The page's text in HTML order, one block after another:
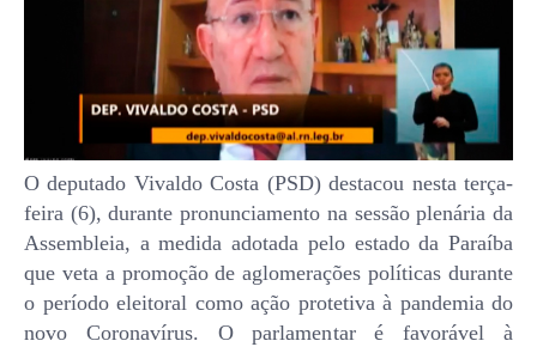
O deputado Vivaldo Costa (PSD) destacou nesta terça-
feira (6), durante pronunciamento na sessão plenária da
Assembleia, a medida adotada pelo estado da Paraíba
que veta a promoção de aglomerações políticas durante
o período eleitoral como ação protetiva à pandemia do
novo Coronavírus. O parlamentar é favorável à